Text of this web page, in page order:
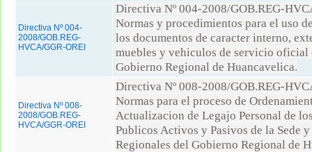
Directiva Nº 004-
2008/GOB.REG-
HVCA/GGR-OREI
Directiva Nº 004-2008/GOB.REG-
Normas y procedimientos para el uso
los documentos de caracter interno,
muebles y vehiculos de servicio oficial
Gobierno Regional de Huancavelica.
Directiva Nº 008-
2008/GOB.REG-
HVCA/GGR-OREI
Directiva Nº 008-2008/GOB.REG-
Normas para el proceso de
Actualizacion de Legajo Personal de
Publicos Activos y Pasivos de la Sede
Regionales del Gobierno Regional de